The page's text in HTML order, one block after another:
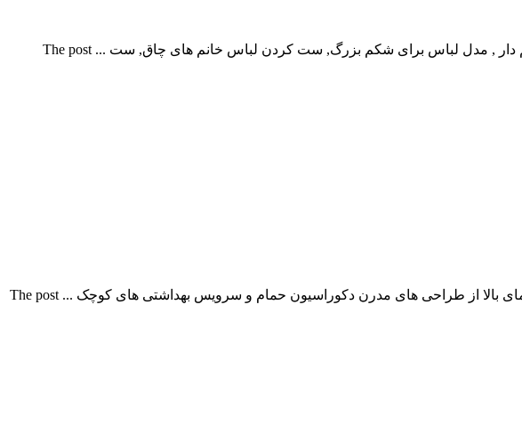
اصول ست کردن مدل لباس زنان شکم داراصول ست کردن مدل لباس زنان شکم دار مدل لباس برای خانمهای شکم دار , مدل لباس برای شکم بزرگ, ست کردن لباس خانم های چاق, ست ... The post
دکوراسیون حمام و سرویس بهداشتی مدرندکوراسیون حمام و سرویس بهداشتی مدرن در این مطلب عکس هایی از نمای بالا از طراحی های مدرن دکوراسیون حمام و سرویس بهداشتی های کوچک ... The post